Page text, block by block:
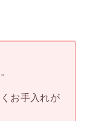
お手入れが